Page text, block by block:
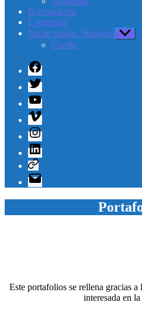
D-ivulgación
E-xpresate
Iniciar sesión / Registro Mostrar
el
Carrito
Facebook
Twitter
Youtube
Vimeo
Instagram
Linkedin
Telegram
Correo
electrónico
Este portafolios se rellena gracias
interesada en